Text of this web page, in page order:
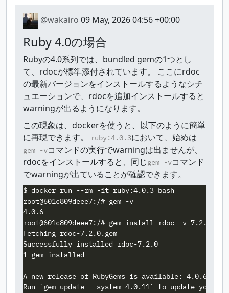
@wakairo 09 May, 2026 04:56 +00:00
Ruby 4.0の場合
Rubyの4.0系列では、bundled gemの1つとし
て、rdocが標準添付されています。 ここにrdoc
の最新バージョンをインストールするようなシチ
ュエーションで、rdocを追加インストールすると
warningが出るようになります。
この現象は、dockerを使うと、以下のように簡単
に再現できます。
ruby:4.0.3において、始めは
gem -vコマンドの実行でwarningは出ませんが、
rdocをインストールすると、同じgem -vコマンド
でwarningが出ていることが確認できます。
$ docker run --rm -it ruby:4.0.3 bash
root@601c809deee7:/# gem -v
4.0.6
root@601c809deee7:/# gem install rdoc -v 7.2.0
Fetching rdoc-7.2.0.gem
Successfully installed rdoc-7.2.0
1 gem installed
A new release of RubyGems is available: 4.0.6 →
Run `gem update --system 4.0.11` to update your